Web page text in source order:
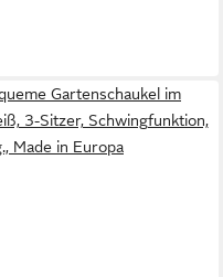
Gartenschaukel im
3-Sitzer, Schwingfunktion,
Made in Europa